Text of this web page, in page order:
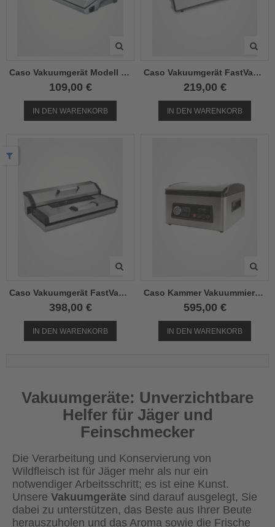
Caso Vakuumgerät Modell VC 100
109,00 €
IN DEN WARENKORB
Caso Vakuumgerät FastVac 500
219,00 €
IN DEN WARENKORB
Caso Vakuumgerät FastVac 4008
398,00 €
IN DEN WARENKORB
Caso Kammer Vakuummierer VacuChef 70
595,00 €
IN DEN WARENKORB
Vakuumgeräte: Unverzichtbare
Helfer für Jäger und
Feinschmecker
Die Verarbeitung und Konservierung von
Wildfleisch ist für Jäger mehr als nur ein
notwendiger Arbeitsschritt; es ist eine Kunst.
Unsere Vakuumgeräte sind darauf ausgelegt, Sie
dabei zu unterstützen, das Beste aus Ihrer Beute
herauszuholen und das Aroma sowie die Frische